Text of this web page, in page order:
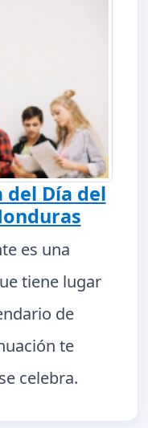
Día del
es una
tiene lugar
de
te
celebra.